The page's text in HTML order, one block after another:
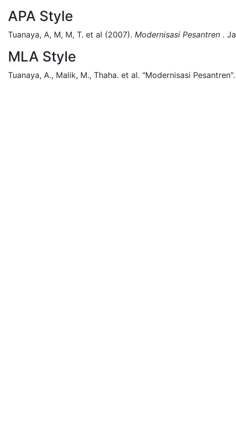
APA Style
Tuanaya, A, M, M, T. et al (2007). Modernisasi Pesantren .
MLA Style
Tuanaya, A., Malik, M., Thaha. et al. "Modernisasi Pesantren".